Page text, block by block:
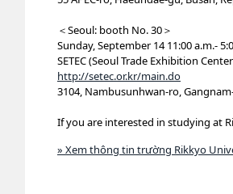
＜Seoul: booth No. 30＞
Sunday, September 14 11:00 a.m.-
SETEC (Seoul Trade Exhibition
http://setec.or.kr/main.do
3104, Nambusunhwan-ro,
If you are interested in studying at
» Xem thông tin trường Rikkyo